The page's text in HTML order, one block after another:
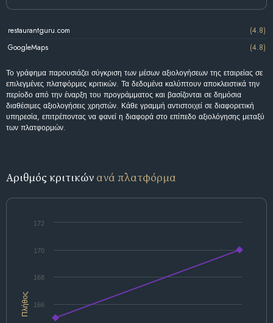
restaurantguru.com
(4.8)
GoogleMaps
(4.8)
Το γράφημα παρουσιάζει σύγκριση των μέσων αξιολογήσεων της εταιρείας σε
επιλεγμένες πλατφόρμες κριτικών. Τα δεδομένα καλύπτουν αποκλειστικά την
περίοδο από την έναρξη του προγράμματος και βασίζονται σε δημόσια
διαθέσιμες αξιολογήσεις χρηστών. Κάθε γραμμή αντιστοιχεί σε διαφορετική
υπηρεσία, επιτρέποντας να φανεί η διαφορά στο επίπεδο αξιολόγησης μεταξύ
των πλατφορμών.
Αριθμός κριτικών ανά πλατφόρμα
Πλήθος 166
168
170
172